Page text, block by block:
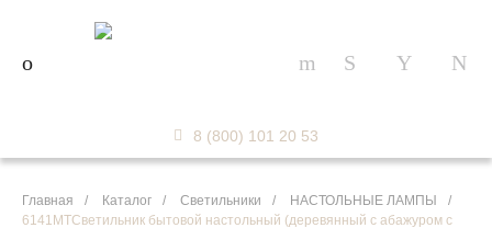
8 (800) 101 20 53
Главная / Каталог / Светильники / НАСТОЛЬНЫЕ ЛАМПЫ
/
6141MTСветильник бытовой настольный (деревянный с абажуром с